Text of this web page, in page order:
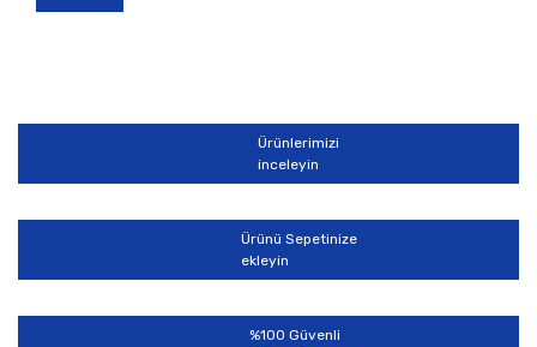
Ürünlerimizi
inceleyin
Ürünü Sepetinize
ekleyin
%100 Güvenli